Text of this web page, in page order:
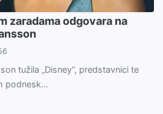
zaradama odgovara na
tužila „Disney“, predstavnici te
podnesk...